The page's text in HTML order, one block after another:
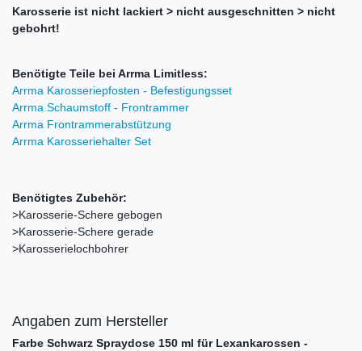
Karosserie ist nicht lackiert > nicht ausgeschnitten > nicht
gebohrt!
Benötigte Teile bei Arrma Limitless:
Arrma Karosseriepfosten - Befestigungsset
Arrma Schaumstoff - Frontrammer
Arrma Frontrammerabstützung
Arrma Karosseriehalter Set
Benötigtes Zubehör:
>Karosserie-Schere gebogen
>Karosserie-Schere gerade
>Karosserielochbohrer
Angaben zum Hersteller
Farbe Schwarz Spraydose 150 ml für Lexankarossen -